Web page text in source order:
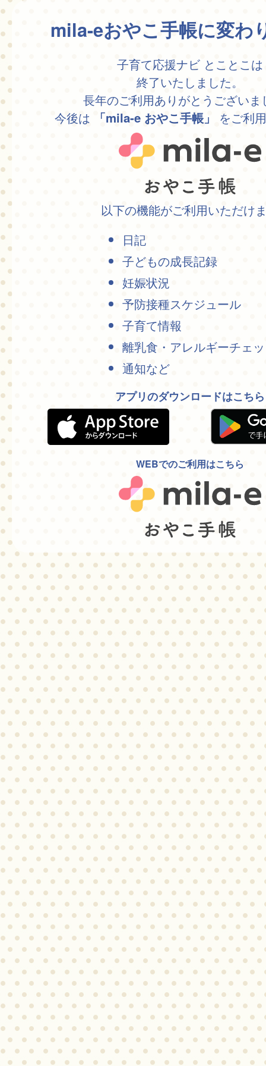
mila-eおやこ手帳に変わ
子育て応援ナビ とことこは
終了いたしました。
長年のご利用ありがとうございま
今後は
「mila-e おやこ手帳」 をご利
以下の機能がご利用いただけ
日記
子どもの成長記録
妊娠状況
予防接種スケジュール
子育て情報
離乳食・アレルギーチェ
通知など
アプリのダウンロードはこちら
WEBでのご利用はこちら